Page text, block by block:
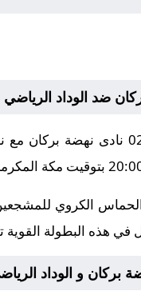
ضد الوداد الرياضي
يلتقى اليوم 2026-07-02
الكروي
في هذه البطولة القوية
بركان و الوداد